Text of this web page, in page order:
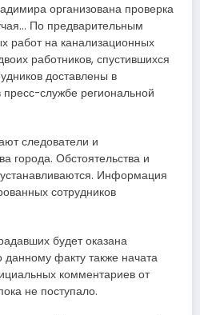
организована проверка
По предварительным
работ на канализационных
работников, спустившихся
доставлены в
службе региональной
следователи и
города. Обстоятельства и
Информация
сотрудников
будет оказана
факту также начата
комментариев от
не поступало.